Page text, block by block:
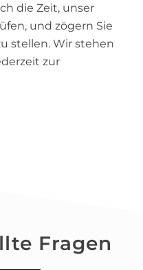
die Zeit, unser
und zögern Sie
stellen. Wir stehen
zur
Fragen